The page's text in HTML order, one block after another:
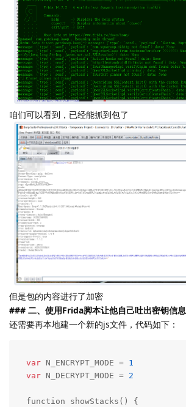
咱们可以看到，已经能抓到包了
但是包的内容进行了加密
### 二、使用Frida脚本让他自己吐出密钥信息
还需要再本地建一个新的js文件，代码如下：
var N_ENCRYPT_MODE = 1
var N_DECRYPT_MODE = 2
function showStacks() {